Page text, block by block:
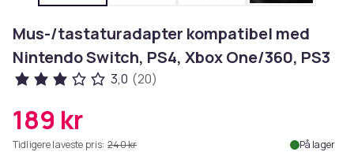
Mus-/tastaturadapter kompatibel med
Nintendo Switch, PS4, Xbox One/360, PS3
3,0 (20)
189 kr
Tidligere laveste pris: 240 kr På lager